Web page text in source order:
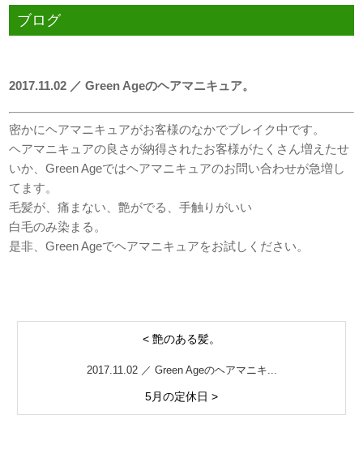
ブログ
2017.11.02 ／ Green Ageのヘアマニキュア。
密かにヘアマニキュアがお客様のなかでブレイク中です。
ヘアマニキュアの良さが納得されたお客様がたくさん増えたせ
いか、Green Ageではヘアマニキュアのお問い合わせが急増し
てます。
毛髪が、痛まない、艶がでる、手触りがいい
白毛のみ染まる。
是非、Green Ageでヘアマニキュアをお試しください。
< 艶のある髪。
2017.11.02 ／ Green Ageのヘアマニキ...
5月の定休日 >